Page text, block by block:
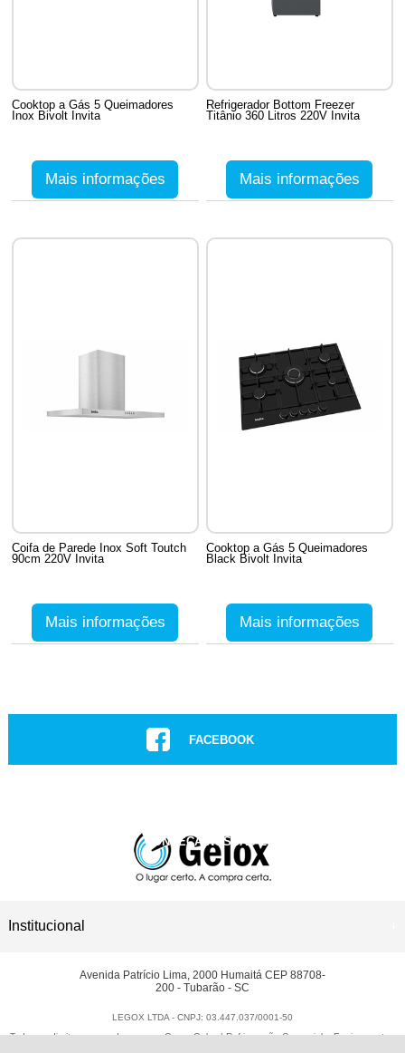
Cooktop a Gás 5 Queimadores
Inox Bivolt Invita
Mais informações
Refrigerador Bottom Freezer
Titânio 360 Litros 220V Invita
Mais informações
Coifa de Parede Inox Soft Toutch
90cm 220V Invita
Mais informações
Cooktop a Gás 5 Queimadores
Black Bivolt Invita
Mais informações
FACEBOOK
CONHEÇA NOSSAS LOJAS
Institucional
Avenida Patrício Lima, 2000 Humaitá CEP 88708-
200 - Tubarão - SC
LEGOX LTDA - CNPJ: 03.447.037/0001-50
Todos os direitos reservados-Grupo Gelox | Refrigeração Comercial e Equipamentos